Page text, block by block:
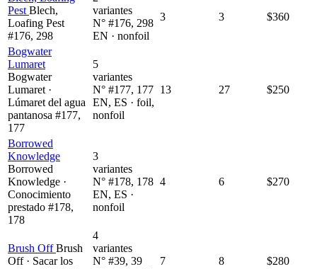
Pest Blech,
Loafing Pest
#176, 298
variantes
N° #176, 298
EN · nonfoil
3 3 $360
Bogwater
Lumaret
Bogwater
Lumaret ·
Lúmaret del agua
pantanosa #177,
177
5
variantes
N° #177, 177
EN, ES · foil,
nonfoil
13 27 $250
Borrowed
Knowledge
Borrowed
Knowledge ·
Conocimiento
prestado #178,
178
3
variantes
N° #178, 178
EN, ES ·
nonfoil
4 6 $270
Brush OffBrush
Off · Sacar los
4
variantes
N° #39, 39
7 8 $280